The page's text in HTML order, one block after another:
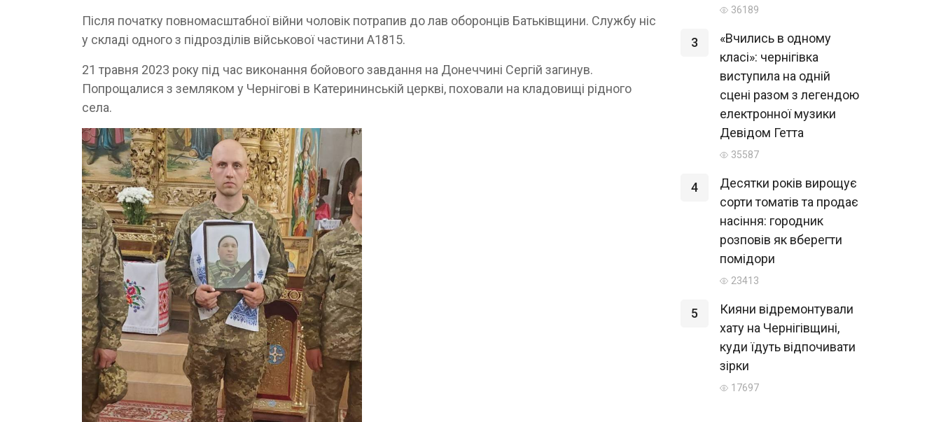
Після початку повномасштабної війни чоловік потрапив до лав оборонців Батьківщини. Службу ніс
у складі одного з підрозділів військової частини А1815.
21 травня 2023 року під час виконання бойового завдання на Донеччині Сергій загинув.
Попрощалися з земляком у Чернігові в Катерининській церкві, поховали на кладовищі рідного
села.
36189
3
«Вчились в одному
класі»: чернігівка
виступила на одній
сцені разом з легендою
електронної музики
Девідом Гетта
35587
4
Десятки років вирощує
сорти томатів та продає
насіння: городник
розповів як вберегти
помідори
23413
5
Кияни відремонтували
хату на Чернігівщині,
куди їдуть відпочивати
зірки
17697